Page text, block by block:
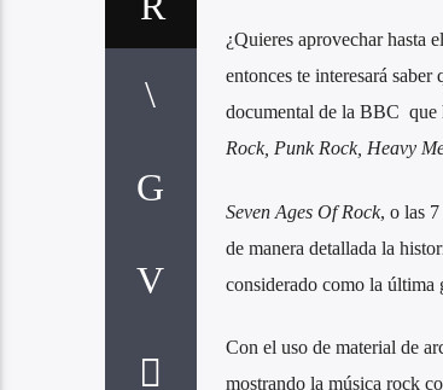
¿Quieres aprovechar hasta
entonces te interesará
documental de la BBC que
Rock, Punk Rock, Heavy
Seven Ages Of Rock, o las
de manera detallada la
considerado como la última
Con el uso de material de
mostrando la música rock